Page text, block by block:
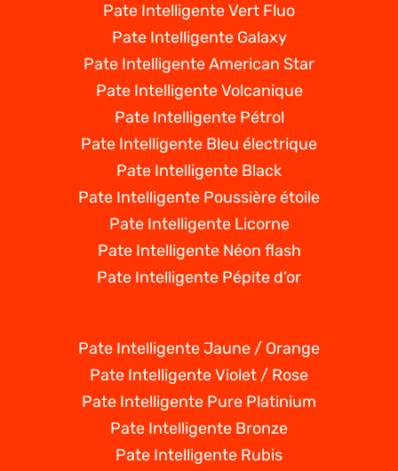
Pate Intelligente Vert Fluo
Pate Intelligente Galaxy
Pate Intelligente American Star
Pate Intelligente Volcanique
Pate Intelligente Pétrol
Pate Intelligente Bleu électrique
Pate Intelligente Black
Pate Intelligente Poussière étoile
Pate Intelligente Licorne
Pate Intelligente Néon flash
Pate Intelligente Pépite d’or
Pate Intelligente Jaune / Orange
Pate Intelligente Violet / Rose
Pate Intelligente Pure Platinium
Pate Intelligente Bronze
Pate Intelligente Rubis